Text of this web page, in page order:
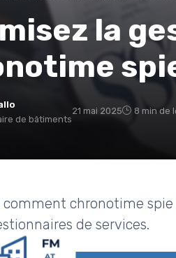
la
de bâtiments
21 mai 2025 8 min de
comment chronotime
de services.